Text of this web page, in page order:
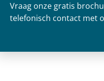
Vraag onze gratis
telefonisch contact met